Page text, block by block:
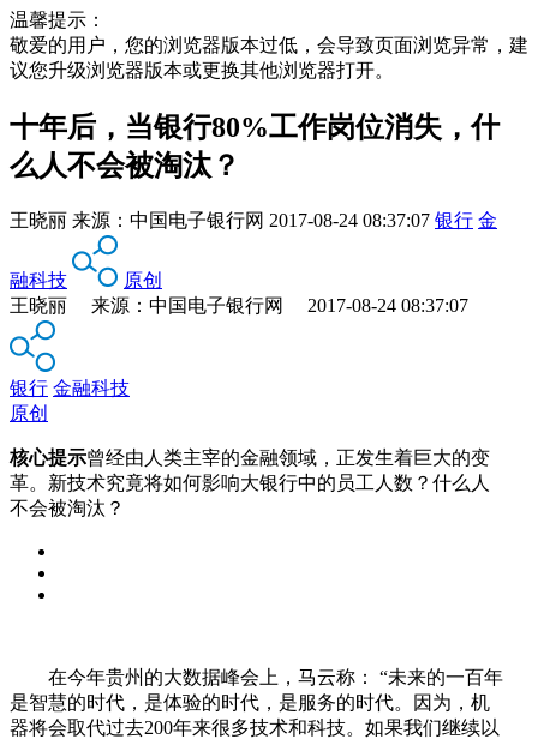
温馨提示：
敬爱的用户，您的浏览器版本过低，会导致页面浏览异常，建
议您升级浏览器版本或更换其他浏览器打开。
十年后，当银行80%工作岗位消失，什
么人不会被淘汰？
王晓丽 来源： 中国电子银行网 2017-08-24 08:37:07 银行 金
融科技
原创
王晓丽 来源：中国电子银行网 2017-08-24 08:37:07
银行 金融科技
原创
核心提示曾经由人类主宰的金融领域，正发生着巨大的变
革。新技术究竟将如何影响大银行中的员工人数？什么人
不会被淘汰？
在今年贵州的大数据峰会上，马云称： “未来的一百年
是智慧的时代，是体验的时代，是服务的时代。因为，机
器将会取代过去200年来很多技术和科技。如果我们继续以